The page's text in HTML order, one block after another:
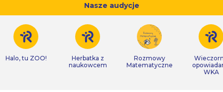
Nasze audycje
Halo, tu ZOO!
Herbatka z
naukowcem
Rozmowy
Matematyczne
WKA